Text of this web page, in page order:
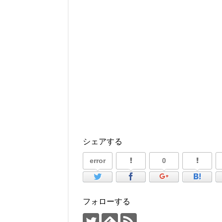
シェアする
error 0
フォローする